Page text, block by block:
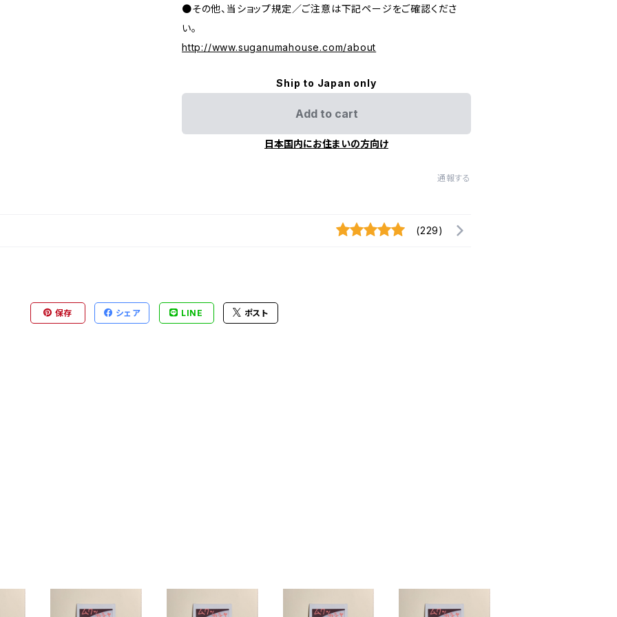
●その他、当ショップ規定／ご注意は下記ページをご確認くださ
い。
http://www.suganumahouse.com/about
Ship to Japan only
Add to cart
日本国内にお住まいの方向け
通報する
(229)
保存 シェア LINE ポスト